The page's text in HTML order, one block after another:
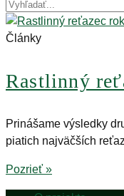
Články
Rastlinný
Prinášame výsledky
piatich najväčších
Pozrieť »